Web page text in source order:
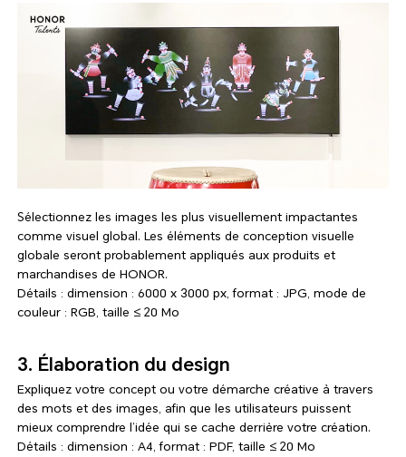
Sélectionnez les images les plus visuellement impactantes
comme visuel global. Les éléments de conception visuelle
globale seront probablement appliqués aux produits et
marchandises de HONOR.
Détails : dimension : 6000 x 3000 px, format : JPG, mode de
couleur : RGB, taille ≤ 20 Mo
3. Élaboration du design
Expliquez votre concept ou votre démarche créative à travers
des mots et des images, afin que les utilisateurs puissent
mieux comprendre l’idée qui se cache derrière votre création.
Détails : dimension : A4, format : PDF, taille ≤ 20 Mo